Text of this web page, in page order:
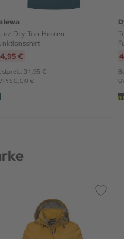
Dry’Ton Herren
€
34,95 €
50,00 €